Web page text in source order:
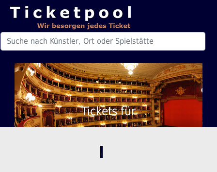
Tickets für
,